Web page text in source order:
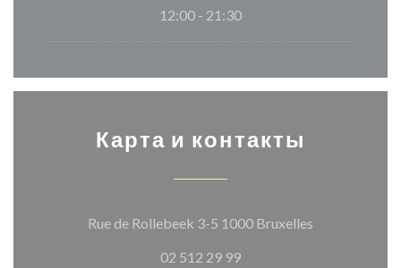
12:00 - 21:30
Карта и контакты
Rue de Rollebeek 3-5 1000 Bruxelles
02 512 29 99